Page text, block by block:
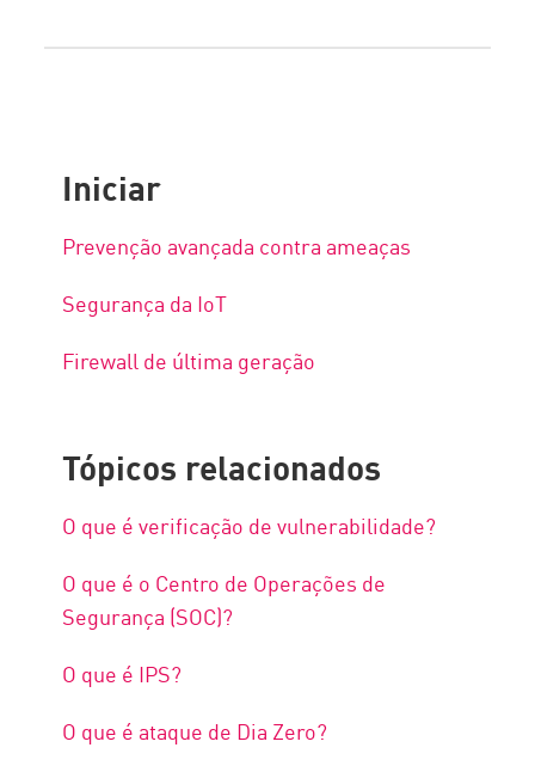
Iniciar
Prevenção avançada contra ameaças
Segurança da IoT
Firewall de última geração
Tópicos relacionados
O que é verificação de vulnerabilidade?
O que é o Centro de Operações de
Segurança (SOC)?
O que é IPS?
O que é ataque de Dia Zero?